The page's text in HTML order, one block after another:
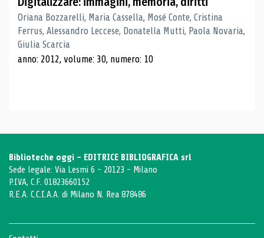
Oriana Bozzarelli, Maria Cassella, Mosé Conte, Cristina
Ferrus, Alessandro Leccese, Donatella Mutti, Paola Novaria,
Giulia Scarcia
anno: 2012, volume: 30, numero: 10
Biblioteche oggi - EDITRICE BIBLIOGRAFICA srl
Sede legale: Via Lesmi 6 - 20123 - Milano
P.IVA, C.F. 01823660152
R.E.A. C.C.I.A.A. di Milano N. Rea 878486